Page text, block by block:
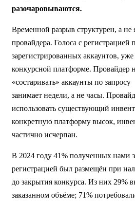
разочаровываются.
Временной разрыв структурен, а не
провайдера. Голоса с регистрацией
зарегистрированных аккаунтов,
конкурсной платформе. Провайдер
«состаривать» аккаунты по
занимает недели, а не часы.
использовать существующий
конкретную платформу высок,
частично исчерпан.
В 2024 году 41% полученных нами
регистрацией был размещён при
до закрытия конкурса. Из них 29%
заказанном объёме; 71%